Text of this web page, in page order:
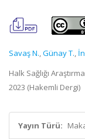
Savaş N.,Günay T.,
Halk Sağlığı
2023 (Hakemli Dergi)
Yayın Türü: